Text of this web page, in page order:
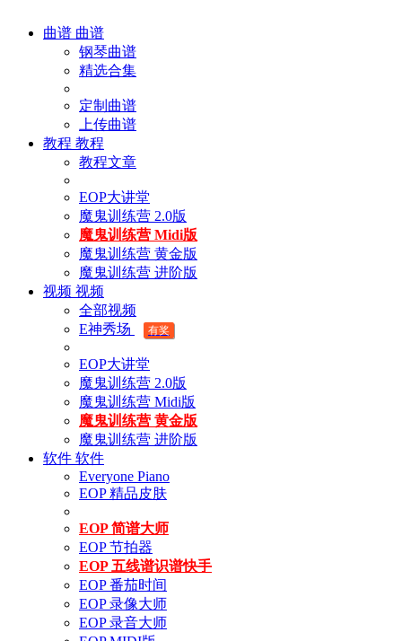
曲谱 曲谱
钢琴曲谱
精选合集
定制曲谱
上传曲谱
教程 教程
教程文章
EOP大讲堂
魔鬼训练营 2.0版
魔鬼训练营 Midi版
魔鬼训练营 黄金版
魔鬼训练营 进阶版
视频 视频
全部视频
E神秀场
有奖
EOP大讲堂
魔鬼训练营 2.0版
魔鬼训练营 Midi版
魔鬼训练营 黄金版
魔鬼训练营 进阶版
软件 软件
Everyone Piano
EOP 精品皮肤
EOP 简谱大师
EOP 节拍器
EOP 五线谱识谱快手
EOP 番茄时间
EOP 录像大师
EOP 录音大师